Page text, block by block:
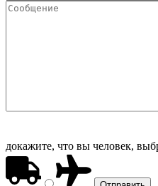
докажите, что вы человек,